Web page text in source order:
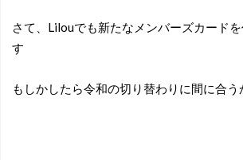
さて、Lilouでも新たなメンバーズカード
す
もしかしたら令和の切り替わりに間に合